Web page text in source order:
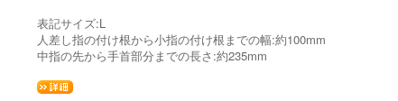
表記サイズ:L
人差し指の付け根から小指の付け根までの幅:約100mm
中指の先から手首部分までの長さ:約235mm